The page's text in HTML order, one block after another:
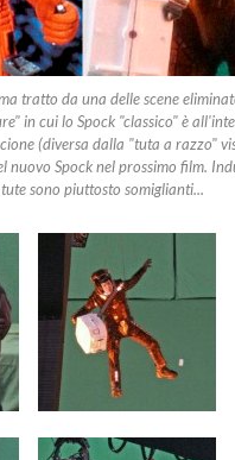
tratto da una delle scene
in cui lo Spock "classico" è
(diversa dalla "tuta a razzo"
nuovo Spock nel prossimo film.
sono piuttosto somiglianti...